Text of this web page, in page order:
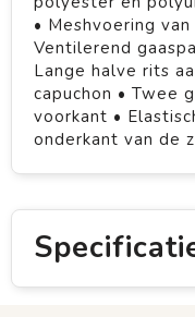
• Meshvoering
Ventilerend
Lange halve rits
capuchon • Twee
voorkant •
onderkant van de